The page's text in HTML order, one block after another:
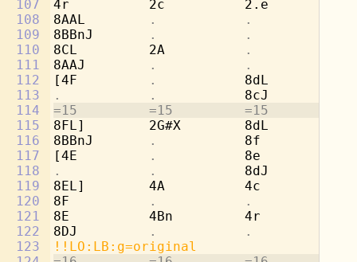
107
108
109
110
111
112
113
114
115
116
117
118
119
120
121
122
123
4r          2c          2.e
8AAL
.           .
8BBnJ
.           .
8CL         2A
.
8AAJ
.           .           .
[4F
. 8dL
.           . 8cJ
=15         =15         =15
8FL]        2G#X        8dL
8BBnJ
. 8f
[4E
. 8e
.           . 8dJ
8EL]        4A          4c
8F
.           .           .
8E          4Bn         4r
8DJ
.           .           .
!!LO:LB:g=original